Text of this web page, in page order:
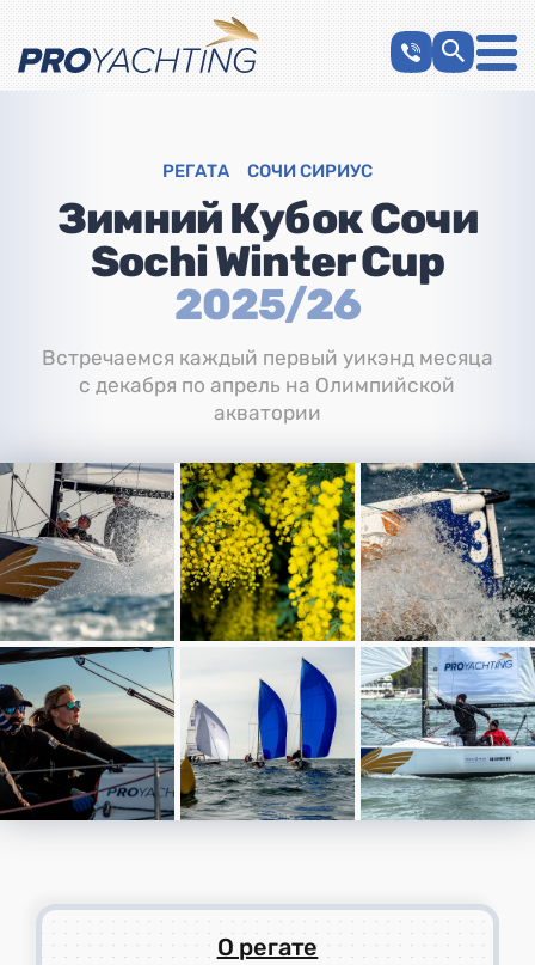
РЕГАТА СОЧИ СИРИУС
Зимний Кубок Сочи
Sochi Winter Cup
2025/26
Встречаемся каждый первый уикэнд месяца
с декабря по апрель на Олимпийской
акватории
О регате